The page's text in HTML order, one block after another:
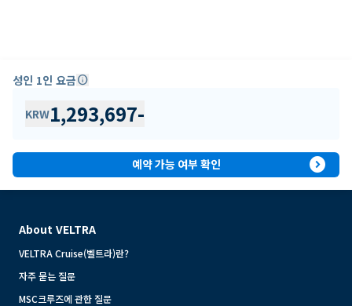
성인 1인 요금info
KRW1,293,697-
예약 가능 여부 확인 expand_circle_right
About VELTRA
VELTRA Cruise(벨트라)란?
자주 묻는 질문
MSC크루즈에 관한 질문